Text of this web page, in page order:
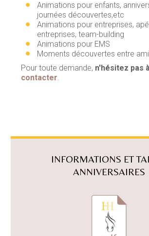
Animations pour enfants,
journées découvertes,etc
Animations pour entreprises,
entreprises, team-building
Animations pour EMS
Moments découvertes entre
Pour toute demande, n'hésitez pas
contacter.
INFORMATIONS ET
ANNIVERSAIRES